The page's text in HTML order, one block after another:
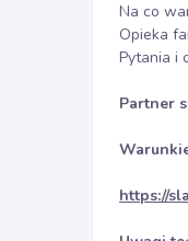
Na co
Opieka
Pytania i
Partner
https://